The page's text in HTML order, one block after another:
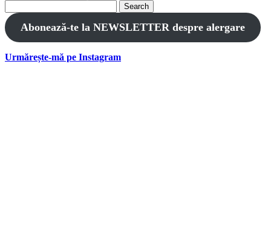
for:
Abonează-te la NEWSLETTER despre alergare
Urmărește-mă pe Instagram